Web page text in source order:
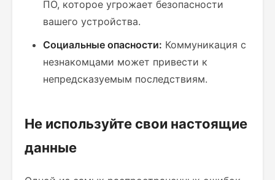
ПО, которое угрожает безопасности
вашего устройства.
Социальные опасности: Коммуникация с
незнакомцами может привести к
непредсказуемым последствиям.
Не используйте свои настоящие
данные